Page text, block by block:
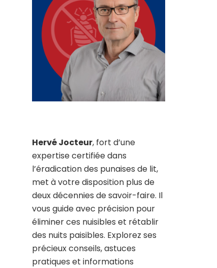
Hervé Jocteur, fort d’une
expertise certifiée dans
l’éradication des punaises de lit,
met à votre disposition plus de
deux décennies de savoir-faire. Il
vous guide avec précision pour
éliminer ces nuisibles et rétablir
des nuits paisibles. Explorez ses
précieux conseils, astuces
pratiques et informations